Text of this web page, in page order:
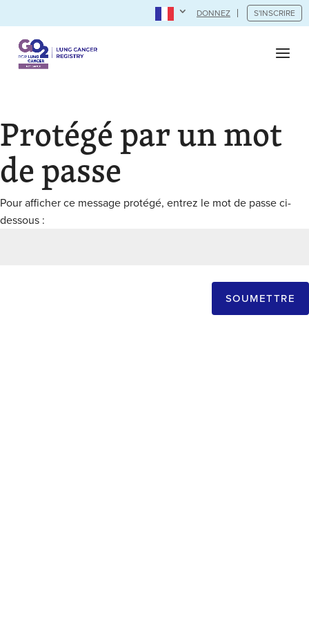
DONNEZ S'INSCRIRE
Protégé par un mot
de passe
Pour afficher ce message protégé, entrez le mot de passe ci-
dessous :
SOUMETTRE